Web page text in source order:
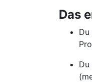
Das
Du
Du